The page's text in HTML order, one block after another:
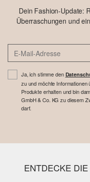
Dein Fashion-Update:
Überraschungen und
Ja, ich stimme den
zu und möchte
Produkte erhalten und bin
GmbH & Co. KG zu diesem
darf.
ENTDECKE